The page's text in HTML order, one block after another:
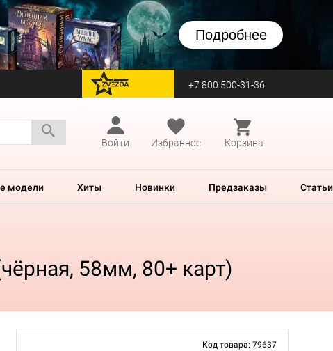
Подробнее
перейти на Zvezda +7 800 500-31-36
Войти
Избранное Корзина
модели Хиты Новинки Предзаказы Статьи
58мм, 80+ карт)
Код товара: 79637